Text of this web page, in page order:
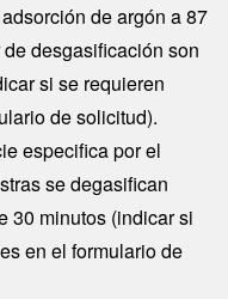
de argón a 87
desgasificación son
si se requieren
de solicitud).
especifica por el
se degasifican
30 minutos (indicar si
en el formulario de